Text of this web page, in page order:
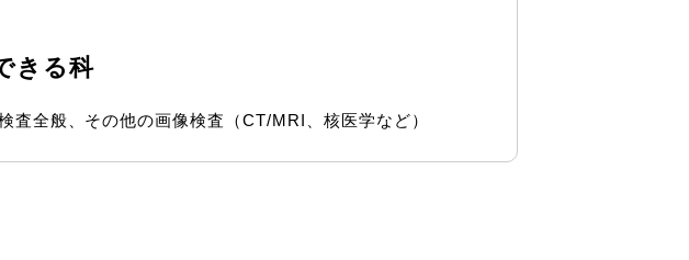
きる科
全般、その他の画像検査（CT/MRI、核医学など）